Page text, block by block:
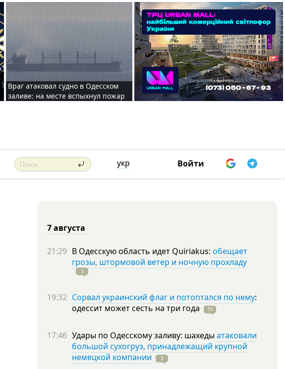
Враг атаковал судно в Одесском
заливе: на месте вспыхнул пожар
укр Войти
7 августа
21:29 В Одесскую область идет Quiriakus: обещает
грозы, штормовой ветер и ночную прохладу
3
19:32 Сорвал украинский флаг и потоптался по нему:
одессит может сесть на три года 15
17:46 Удары по Одесскому заливу: шахеды атаковали
большой сухогруз, принадлежащий крупной
немецкой компании
3